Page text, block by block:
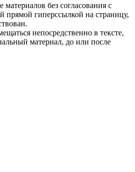
материалов без согласования с
прямой гиперссылкой на страницу,
непосредственно в тексте,
материал, до или после